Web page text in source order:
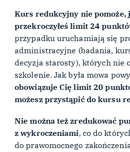
Kurs redukcyjny nie pomoże,
przekroczyłeś limit 24
przypadku uruchamiają się
administracyjne (badania,
decyzja starosty), których nie
szkolenie. Jak była mowa
obowiązuje Cię limit 20
możesz przystąpić do kursu
Nie można też zredukować
z wykroczeniami, co do
do prawomocnego